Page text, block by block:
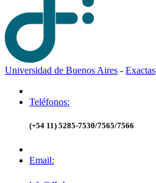
Universidad de Buenos Aires - Exactas
Teléfonos:
(+54 11) 5285-7530/7565/7566
Email: